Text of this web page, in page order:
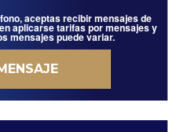
aceptas recibir mensajes de
aplicarse tarifas por mensajes y
mensajes puede variar.